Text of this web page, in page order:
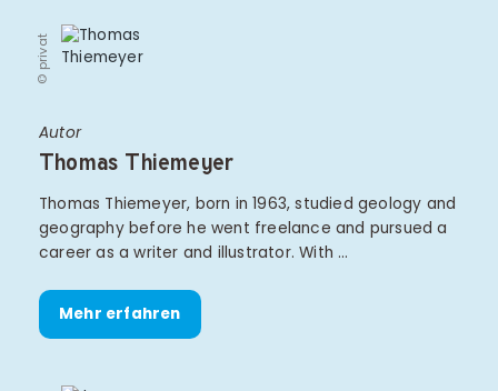
© privat
Autor
Thomas Thiemeyer
Thomas Thiemeyer, born in 1963, studied geology and
geography before he went freelance and pursued a
career as a writer and illustrator. With …
Mehr erfahren